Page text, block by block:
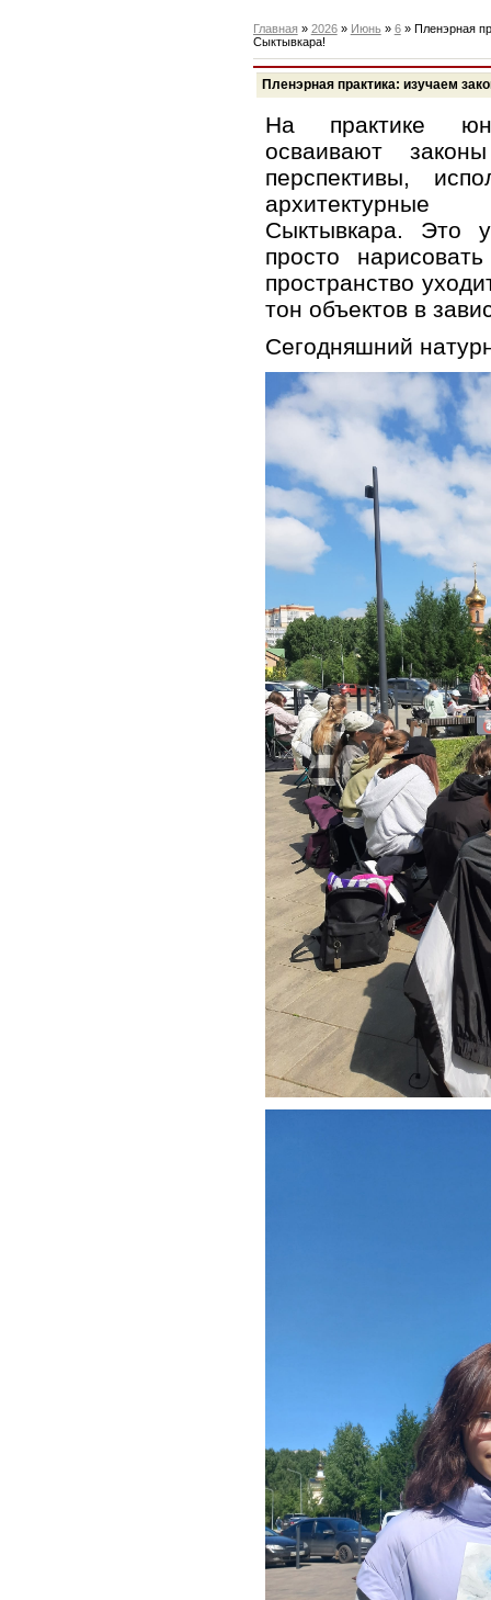
Главная » 2026 » Июнь » 6» Пленэрная
Сыктывкара!
Пленэрная практика: изучаем
На практике
осваивают
перспективы,
архитектурные
Сыктывкара. Это
просто
пространство
тон объектов в
Сегодняшний